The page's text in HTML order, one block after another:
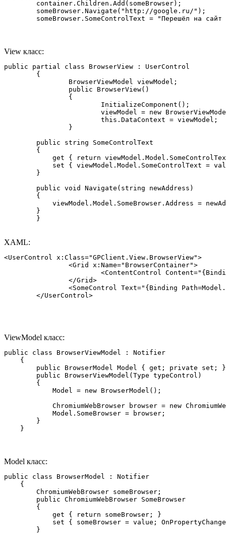
someBrowser.SomeControlText = "Перешёл на сайт
View класс:
public partial class BrowserView : UserControl
        public string SomeControlText
        {
get { return
set { viewModel.Model.SomeControlText =
        }
        public void Navigate(string newAddress)
        {
viewModel.Model.SomeBrowser.Address =
        }
	}
XAML:
<UserControl x:Class="GPClient.View.BrowserView">
	</UserControl>
ViewModel класс:
public class BrowserViewModel : Notifier
    {
        public BrowserModel Model { get; private set; }
        public BrowserViewModel(Type typeControl)
        {
            Model = new BrowserModel();
ChromiumWebBrowser browser = new
            Model.SomeBrowser = browser;
        }
    }
Model класс:
public class BrowserModel : Notifier
    {
        ChromiumWebBrowser someBrowser;
        public ChromiumWebBrowser SomeBrowser
        {
            get { return someBrowser; }
set { someBrowser = value;
        }